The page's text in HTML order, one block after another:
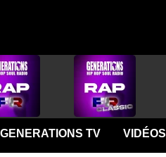
GENERATIONS TV VIDÉOS